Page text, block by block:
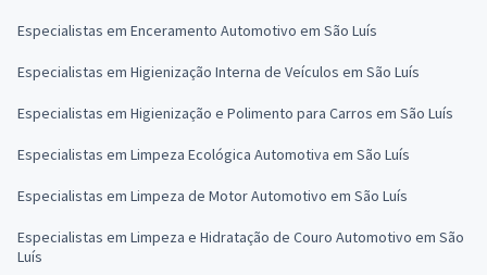
Especialistas em Enceramento Automotivo em São Luís
Especialistas em Higienização Interna de Veículos em São Luís
Especialistas em Higienização e Polimento para Carros em São Luís
Especialistas em Limpeza Ecológica Automotiva em São Luís
Especialistas em Limpeza de Motor Automotivo em São Luís
Especialistas em Limpeza e Hidratação de Couro Automotivo em São
Luís